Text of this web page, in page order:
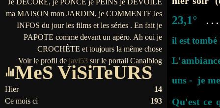
Je DÉCORE, je PONCE je PEINS je DÉVOILE
ma MAISON mon JARDIN, je COMMENTE les
INFOS du jour les films et les séries . En fait je
PAPOTE comme devant un apéro. Ah oui je
CROCHÈTE et toujours la même chose
Voir le profil de javi53 sur le portail Canalblog
MeS ViSiTeURS
Hier
14
Ce mois ci
193
23,1° . .
il est
uns - je
Qu'est ce